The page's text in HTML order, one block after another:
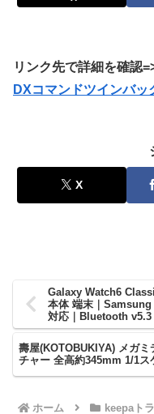
リンク先で詳細を確認
DXコマンドツインバ
X
Galaxy Watch6
本体 端末｜Samsung
対応｜Bluetooth v5.3
ッテリー持続時間｜
｜Wear OS
壽屋(KOTOBUKIYA) メガ
チャー 全高約345mm 1/1
ホーム keepaト